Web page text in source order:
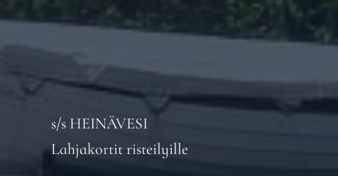
s/s HEINÄVESI
Lahjakortit risteilyille